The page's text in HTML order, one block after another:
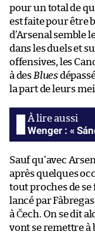
pour un total de
est faite pour être
d’Arsenal semble
dans les duels et
offensives, les
à des Blues
la part de leurs
Wenger : «
Sauf qu’avec
après quelques
tout proches de
lancé par
à Čech. On se dit
vont se remettre à